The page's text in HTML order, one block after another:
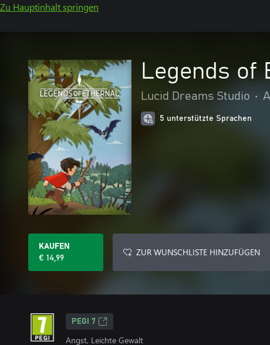
Zu Hauptinhalt springen
Legends of
Lucid Dreams Studio •
5 unterstützte Sprachen
KAUFEN
€ 14,99
ZUR WUNSCHLISTE HINZUFÜGEN
PEGI 7
Angst, Leichte Gewalt